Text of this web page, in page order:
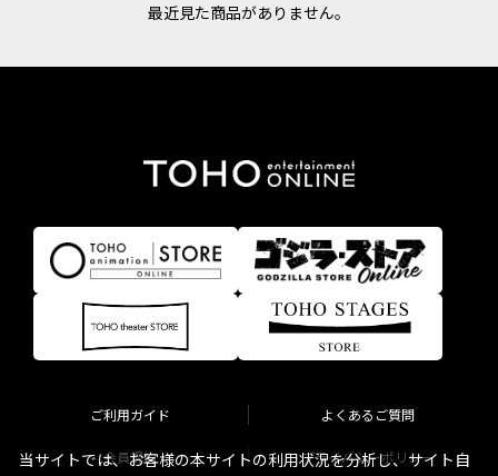
最近見た商品がありません。
ご利用ガイド よくあるご質問
会員規約 プライバシーポリシー
当サイトでは、お客様の本サイトの利用状況を分析し、サイト自